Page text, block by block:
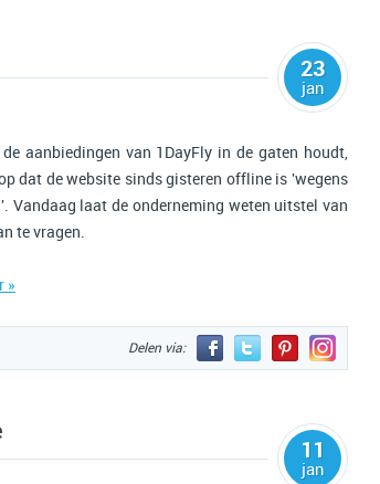
aanbiedingen van 1DayFly in de gaten houdt,
dat de website sinds gisteren offline is 'wegens
Vandaag laat de onderneming weten uitstel van
te vragen.
»
23
jan
Delen via:
11
jan